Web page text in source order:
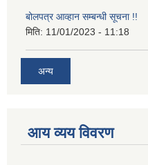
बोलपत्र आव्हान सम्बन्धी सूचना !!
मिति: 11/01/2023 - 11:18
अन्य
आय व्यय विवरण